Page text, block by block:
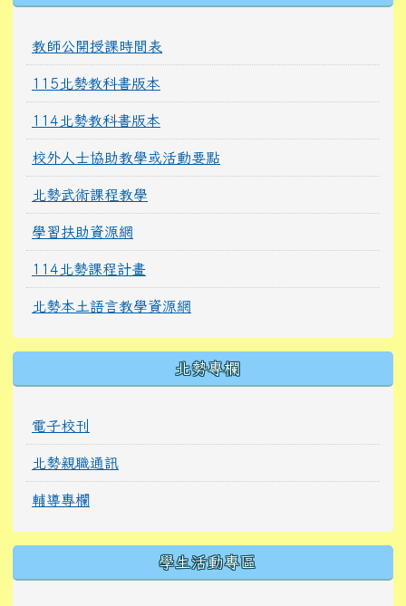
教師公開授課時間表
115北勢教科書版本
114北勢教科書版本
校外人士協助教學或活動要點
北勢武術課程教學
學習扶助資源網
114北勢課程計畫
北勢本土語言教學資源網
北勢專欄
電子校刊
北勢親職通訊
輔導專欄
學生活動專區